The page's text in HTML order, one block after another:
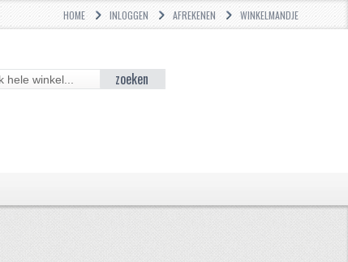
HOME INLOGGEN AFREKENEN WINKELMANDJE
zoeken